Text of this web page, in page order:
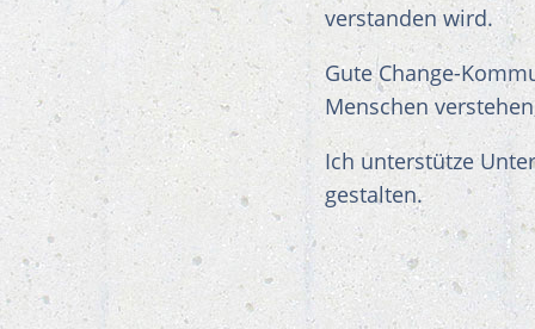
verstanden wird.
Gute Change-
Menschen
Ich unterstütze
gestalten.